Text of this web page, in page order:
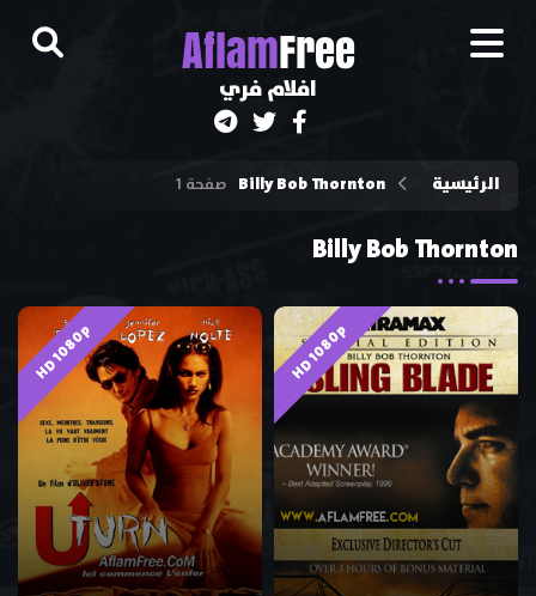
AflamFree
افلام فري
الرئيسية Billy Bob Thornton صفحة 1
Billy Bob Thornton
HD 1080p
HD 1080p